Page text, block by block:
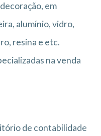
em
alumínio, vidro,
resina e etc.
na venda
de contabilidade